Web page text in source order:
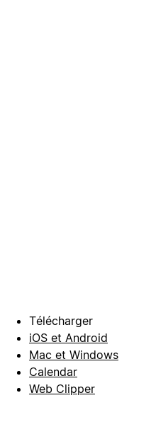
Télécharger
iOS et Android
Mac et Windows
Calendar
Web Clipper